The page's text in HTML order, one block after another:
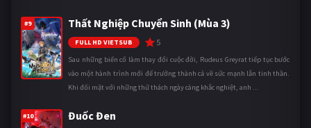
#9 Thất Nghiệp Chuyển Sinh (Mùa 3)
FULL HD VIETSUB 5
Sau những biến cố làm thay đổi cuộc đời, Rudeus Greyrat tiếp tục bước
vào một hành trình mới để trưởng thành cả về sức mạnh lẫn tinh thần.
Khi đối mặt với những thử thách ngày càng khắc nghiệt, anh ...
#10 Đuốc Đen